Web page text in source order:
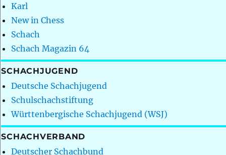
Karl
New in Chess
Schach
Schach Magazin 64
SCHACHJUGEND
Deutsche Schachjugend
Schulschachstiftung
Württenbergische Schachjugend (WSJ)
SCHACHVERBAND
Deutscher Schachbund